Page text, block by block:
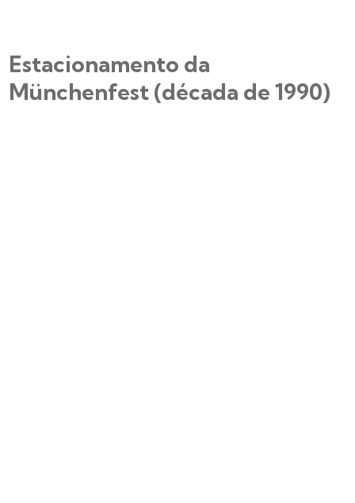
Estacionamento da
Münchenfest (década de 1990)